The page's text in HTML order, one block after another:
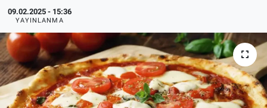
09.02.2025 - 15:36
YAYINLANMA
Eğitim
Eğlence
Ekonomi